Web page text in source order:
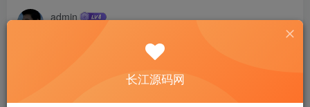
admin
多语言运营版USDT/BTC虚拟币微交易系统源码，微盘源
长江源码网